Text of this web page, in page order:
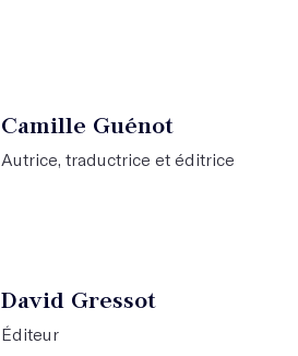
Camille Guénot
Autrice, traductrice et éditrice
David Gressot
Éditeur